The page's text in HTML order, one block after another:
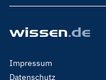
Footer
Menu
Impressum
Datenschutz